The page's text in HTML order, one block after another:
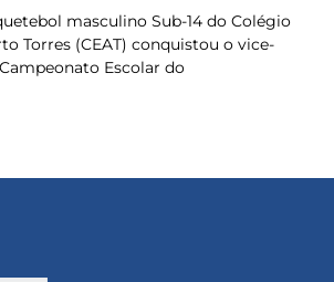
masculino Sub-14 do Colégio
Torres (CEAT) conquistou o vice-
Escolar do